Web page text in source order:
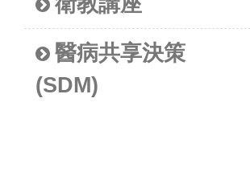
醫病共享決策
(SDM)